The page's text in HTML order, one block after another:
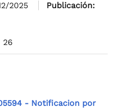
2025
Publicación:
26
- Notificacion por